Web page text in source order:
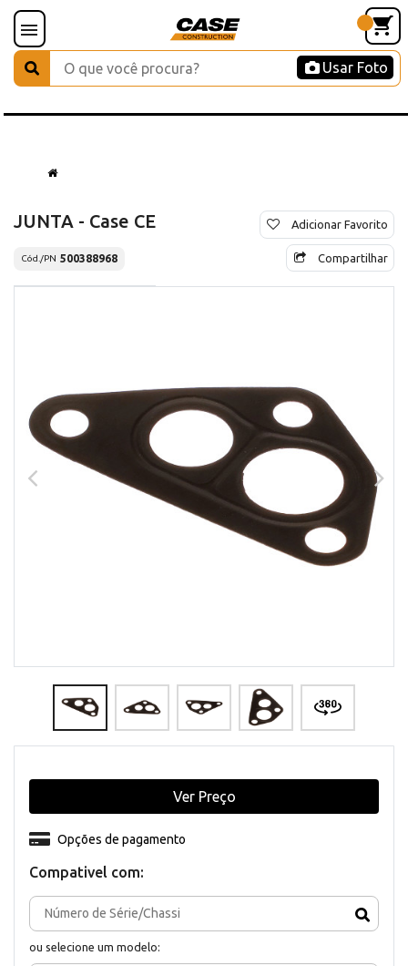
Usar Foto
JUNTA - Case CE
Cód./PN 500388968
Adicionar Favorito
Compartilhar
Compativel com:
ou selecione um modelo:
Opções de pagamento
Ver Preço